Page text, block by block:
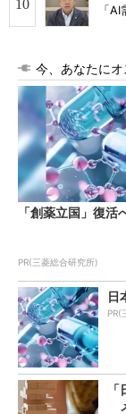
「
今、あなたにオ
「創薬立国」復活
PR(三菱総合研究所)
日
PR(